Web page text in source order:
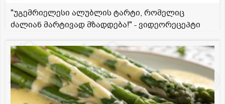
"უგემრიელესი ალუბლის ტარტი, რომელიც
ძალიან მარტივად მზადდება!" - ვიდეორეცეპტი